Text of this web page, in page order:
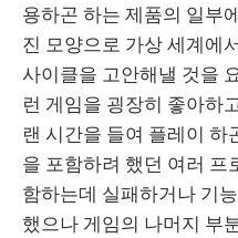
용하곤 하는 제품의 일부
진 모양으로 가상 세계에
사이클을 고안해낼 것을
런 게임을 굉장히 좋아하
랜 시간을 들여 플레이 하
을 포함하려 했던 여러 프
함하는데 실패하거나 기
했으나 게임의 나머지 부